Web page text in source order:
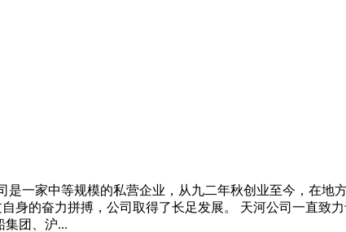
一家中等规模的私营企业，从九二年秋创业至今，在地
身的奋力拼搏，公司取得了长足发展。 天河公司一直致
集团、沪...